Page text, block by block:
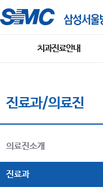
치과진료안내
진료과/의료진
의료진소개
진료과